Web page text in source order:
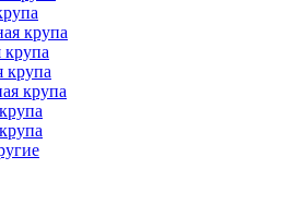
крупа
крупа
крупа